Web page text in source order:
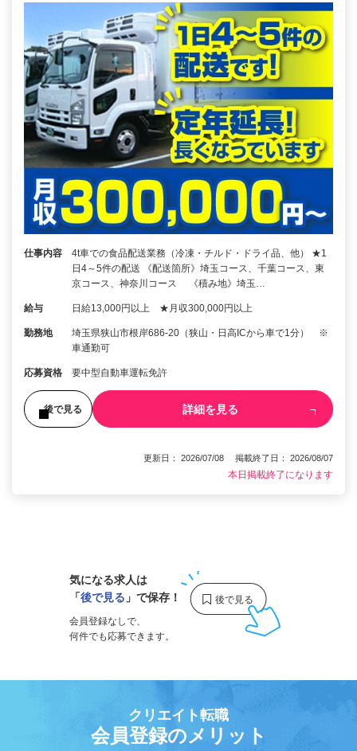
仕事内容
4t車での食品配送業務（冷凍・チルド・ドライ品、他） ★1
日4～5件の配送 《配送箇所》埼玉コース、千葉コース、東
京コース、神奈川コース 《積み地》埼玉…
給与 日給13,000円以上 ★月収300,000円以上
勤務地
埼玉県狭山市根岸686-20（狭山・日高ICから車で1分） ※
車通勤可
応募資格 要中型自動車運転免許
後で見る 詳細を見る
更新日： 2026/07/08 掲載終了日： 2026/08/07
本日掲載終了になります
気になる求人は
「後で見る 」で保存！
会員登録なしで、
何件でも応募できます。
クリエイト転職
会員登録のメリット